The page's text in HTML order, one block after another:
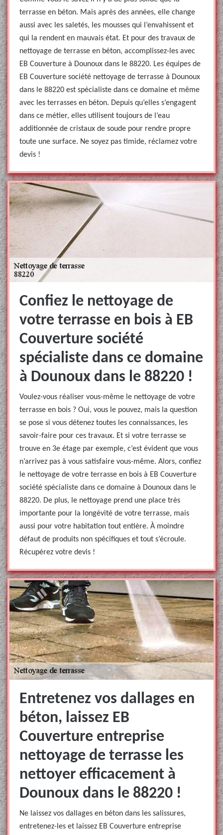
terrasse en béton. Mais après des années, elle change
aussi avec les saletés, les mousses qui l’envahissent et
qui la rendent en mauvais état. Et pour des travaux de
nettoyage de terrasse en béton, accomplissez-les avec
EB Couverture à Dounoux dans le 88220. Les équipes de
EB Couverture société nettoyage de terrasse à Dounoux
dans le 88220 est spécialiste dans ce domaine et même
avec les terrasses en béton. Depuis qu’elles s’engagent
dans ce métier, elles utilisent toujours de l’eau
additionnée de cristaux de soude pour rendre propre
toute une surface. Ne soyez pas timide, réclamez votre
devis !
Confiez le nettoyage de
votre terrasse en bois à EB
Couverture société
spécialiste dans ce domaine
à Dounoux dans le 88220 !
Voulez-vous réaliser vous-même le nettoyage de votre
terrasse en bois ? Oui, vous le pouvez, mais la question
se pose si vous détenez toutes les connaissances, les
savoir-faire pour ces travaux. Et si votre terrasse se
trouve en 3e étage par exemple, c’est évident que vous
n’arrivez pas à vous satisfaire vous-même. Alors, confiez
le nettoyage de votre terrasse en bois à EB Couverture
société spécialiste dans ce domaine à Dounoux dans le
88220. De plus, le nettoyage prend une place très
importante pour la longévité de votre terrasse, mais
aussi pour votre habitation tout entière. À moindre
défaut de produits non spécifiques et tout s’écroule.
Récupérez votre devis !
Entretenez vos dallages en
béton, laissez EB
Couverture entreprise
nettoyage de terrasse les
nettoyer efficacement à
Dounoux dans le 88220 !
Ne laissez vos dallages en béton dans les salissures,
entretenez-les et laissez EB Couverture entreprise